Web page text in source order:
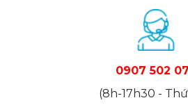
0907 502
(8h-17h30 -